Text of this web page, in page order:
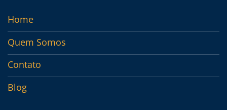
Home
Quem Somos
Contato
Blog